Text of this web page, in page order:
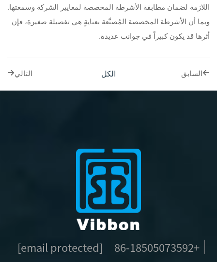
اللازمة لضمان مطابقة الأشرطة المخصصة لمعايير الشركة وسمعتها.
وبما أن الأشرطة المخصصة المُصنَّعة بعنايةٍ هي تفصيلة صغيرة، فإن
أثرها قد يكون كبيراً في جوانب عديدة.
السابق الكل التالي
+86-18505073592
[email protected]